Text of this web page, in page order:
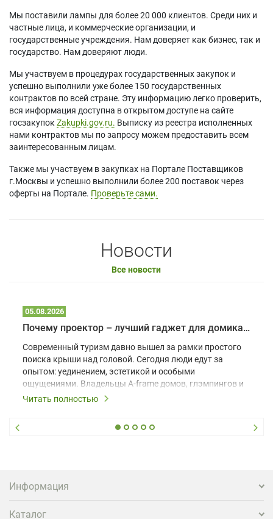
Мы поставили лампы для более 20 000 клиентов. Среди них и
частные лица, и коммерческие организации, и
государственные учреждения. Нам доверяет как бизнес, так и
государство. Нам доверяют люди.
Мы участвуем в процедурах государственных закупок и
успешно выполнили уже более 150 государственных
контрактов по всей стране. Эту информацию легко проверить,
вся информация доступна в открытом доступе на сайте
госзакупок Zakupki.gov.ru. Выписку из реестра исполненных
нами контрактов мы по запросу можем предоставить всем
заинтересованным лицам.
Также мы участвуем в закупках на Портале Поставщиков
г.Москвы и успешно выполнили более 200 поставок через
оферты на Портале. Проверьте сами.
Новости
Все новости
05.08.2026
Почему проектор – лучший гаджет для домика в глэмпинге
Современный туризм давно вышел за рамки простого
поиска крыши над головой. Сегодня люди едут за
опытом: уединением, эстетикой и особыми
ощущениями. Владельцы A-frame домов, глэмпингов и
шале понимают, что конкуренция растет, и
вернуться и поделиться впечатлениями в соцсетях,
проектора.
Читать полностью
Информация
Каталог